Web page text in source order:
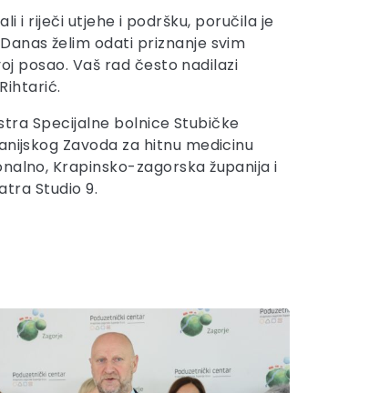
i riječi utjehe i podršku, poručila je
želim odati priznanje svim
posao. Vaš rad često nadilazi
Specijalne bolnice Stubičke
Zavoda za hitnu medicinu
Krapinsko-zagorska županija i
Studio 9.